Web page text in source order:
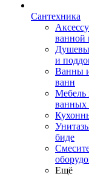
Сантехника
ванной
и
Ванны
ванн
Мебель
ванных
биде
Ещё